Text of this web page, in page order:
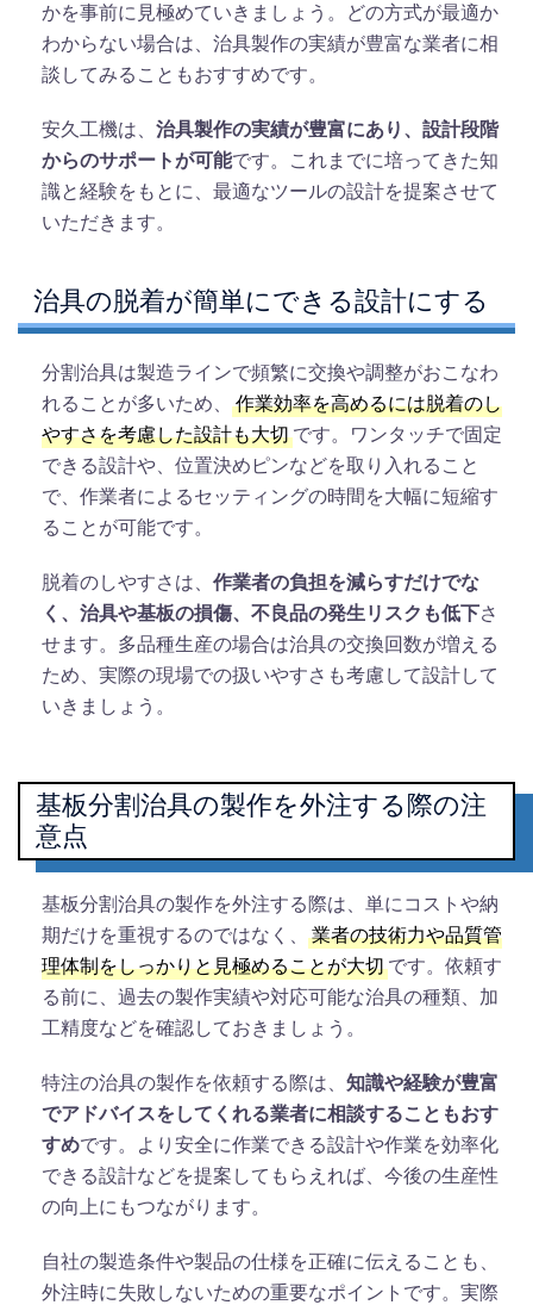
かを事前に見極めていきましょう。どの方式が最適か
わからない場合は、治具製作の実績が豊富な業者に相
談してみることもおすすめです。
安久工機は、 治具製作の実績が豊富にあり、設計段階
からのサポートが可能です。これまでに培ってきた知
識と経験をもとに、最適なツールの設計を提案させて
いただきます。
治具の脱着が簡単にできる設計にする
分割治具は製造ラインで頻繁に交換や調整がおこなわ
れることが多いため、
作業効率を高めるには脱着のし
やすさを考慮した設計も大切 です。ワンタッチで固定
できる設計や、位置決めピンなどを取り入れること
で、作業者によるセッティングの時間を大幅に短縮す
ることが可能です。
脱着のしやすさは、 作業者の負担を減らすだけでな
く、治具や基板の損傷、不良品の発生リスクも低下さ
せます。多品種生産の場合は治具の交換回数が増える
ため、実際の現場での扱いやすさも考慮して設計して
いきましょう。
基板分割治具の製作を外注する際の注
意点
基板分割治具の製作を外注する際は、単にコストや納
期だけを重視するのではなく、
業者の技術力や品質管
理体制をしっかりと見極めることが大切 です。依頼す
る前に、過去の製作実績や対応可能な治具の種類、加
工精度などを確認しておきましょう。
特注の治具の製作を依頼する際は、 知識や経験が豊富
でアドバイスをしてくれる業者に相談することもおす
すめです。より安全に作業できる設計や作業を効率化
できる設計などを提案してもらえれば、今後の生産性
の向上にもつながります。
自社の製造条件や製品の仕様を正確に伝えることも、
外注時に失敗しないための重要なポイントです。実際